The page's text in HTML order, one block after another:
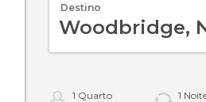
Destino
1 Quarto
1